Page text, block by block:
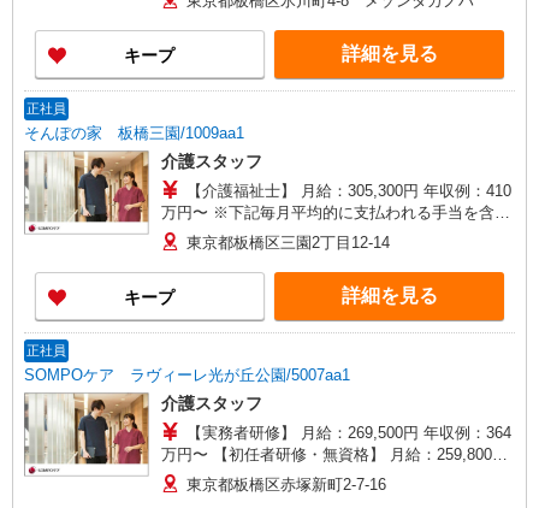
→ケアの移動時間も賃金（時給）を支給 ・土日祝
日手当:100円/時間含む ※給与幅は資格・経験等に
よる
キープ 詳細を見る
正社員
そんぽの家 板橋三園/1009aa1
介護スタッフ
【介護福祉士】 月給：305,300円 年収例：410
万円〜 ※下記毎月平均的に支払われる手当を含み
ます。 ・職務手当 ・特別職務手当 ・特別地域手
当 ・（東京都）居住支援特別手当 ・働きがい向上
手当 ・特別夜勤手当 ・日祝手当（月平均2回分）
・夜勤手当（月平均5回分） ※居住支援特別手当
は勤続5年目までの方はさらに1万円支給（再入社
業時は別途時間外手当支給（超過1分〜）
東京都板橋区三園2丁目12-14
キープ 詳細を見る
正社員
SOMPOケア ラヴィーレ光が丘公園/5007aa1
介護スタッフ
【実務者研修】 月給：269,500円 年収例：364
万円〜 【初任者研修・無資格】 月給：259,800円
年収例：351万円〜 ※職務手当、（東京都）居住
支援特別手当、日祝手当（月平均2回分）、夜勤手
東京都板橋区赤塚新町2-7-16